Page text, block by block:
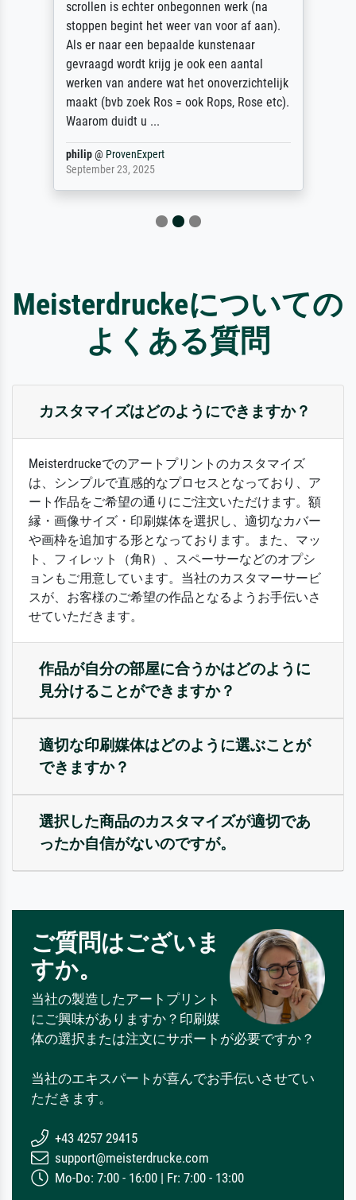
scrollen is echter onbegonnen werk (na
stoppen begint het weer van voor af aan).
Als er naar een bepaalde kunstenaar
gevraagd wordt krijg je ook een aantal
werken van andere wat het onoverzichtelijk
maakt (bvb zoek Ros = ook Rops, Rose etc).
Waarom duidt u ...
philip@ ProvenExpert
September 23, 2025
Meisterdruckeについての
よくある質問
カスタマイズはどのようにできますか？
Meisterdruckeでのアートプリントのカスタマイズ
は、シンプルで直感的なプロセスとなっており、ア
ート作品をご希望の通りにご注文いただけます。額
縁・画像サイズ・印刷媒体を選択し、適切なカバー
や画枠を追加する形となっております。また、マッ
ト、フィレット（角R）、スペーサーなどのオプシ
ョンもご用意しています。当社のカスタマーサービ
スが、お客様のご希望の作品となるようお手伝いさ
せていただきます。
作品が自分の部屋に合うかはどのように
見分けることができますか？
適切な印刷媒体はどのように選ぶことが
できますか？
選択した商品のカスタマイズが適切であ
ったか自信がないのですが。
ご質問はございま
すか。
当社の製造したアートプリント
にご興味がありますか？印刷媒
体の選択または注文にサポートが必要ですか？
当社のエキスパートが喜んでお手伝いさせてい
ただきます。
+43 4257 29415
support@meisterdrucke.com
Mo-Do: 7:00 - 16:00 | Fr: 7:00 - 13:00